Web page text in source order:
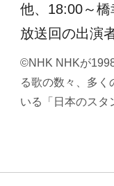
他、18:00～
放送回の出演
©NHK NHKが
る歌の数々、多く
いる「日本のス